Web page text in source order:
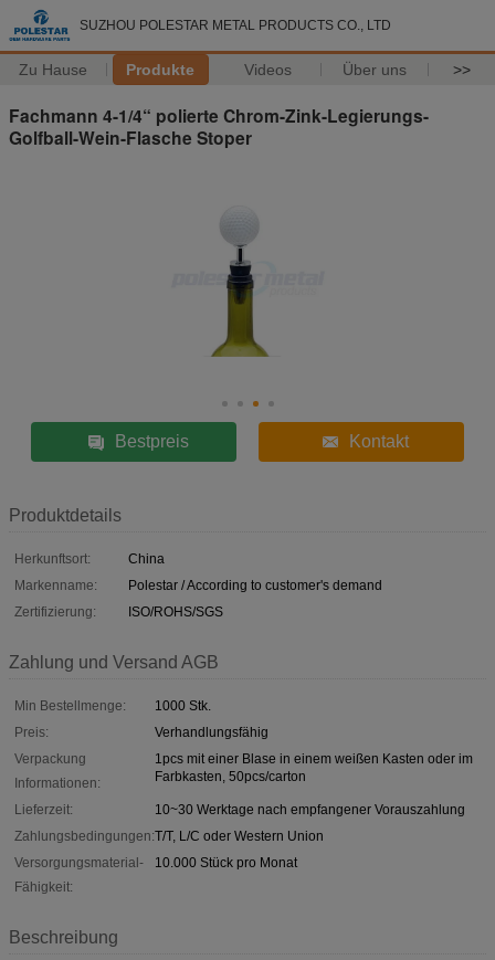
SUZHOU POLESTAR METAL PRODUCTS CO., LTD
Zu Hause Produkte Videos Über uns >>
Fachmann 4-1/4“ polierte Chrom-Zink-Legierungs-
Golfball-Wein-Flasche Stoper
Bestpreis Kontakt
Produktdetails
Herkunftsort:
China
Markenname:
Polestar / According to customer's demand
Zertifizierung:
ISO/ROHS/SGS
Zahlung und Versand AGB
Min Bestellmenge:
1000 Stk.
Preis:
Verhandlungsfähig
Verpackung
Informationen:
1pcs mit einer Blase in einem weißen Kasten oder im
Farbkasten, 50pcs/carton
Lieferzeit:
10~30 Werktage nach empfangener Vorauszahlung
Zahlungsbedingungen:T/T, L/C oder Western Union
Versorgungsmaterial-
Fähigkeit:
10.000 Stück pro Monat
Beschreibung